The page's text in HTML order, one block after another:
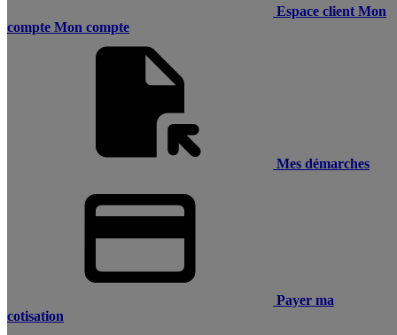
Espace client Mon
compte Mon compte
Mes démarches
Payer ma
cotisation